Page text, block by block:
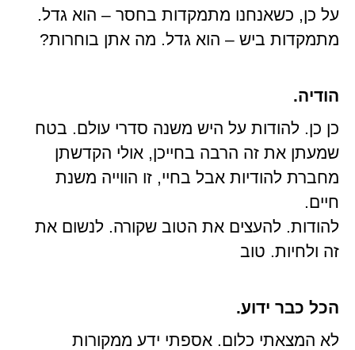
על כן, כשאנחנו מתמקדות בחסר – הוא גדל.
מתמקדות ביש – הוא גדל. מה אתן בוחרות?
הודיה.
כן כן. להודות על היש משנה סדרי עולם. בטח
שמעתן את זה הרבה בחייכן, אולי הקדשתן
מחברת להודיות אבל בחיי, זו הווייה משנת
חיים.
להודות. להעצים את הטוב שקורה. לנשום את
זה ולחיות. טוב
הכל כבר ידוע.
לא המצאתי כלום. אספתי ידע ממקורות